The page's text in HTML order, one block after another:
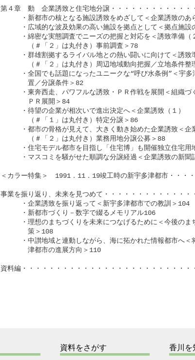
第４章　動　企業誘致と住宅地分譲・・・・・・・・・・・・
・新都市の核となる施設誘致をめざして＜企業誘致のあ
・広域的な波及効果の高い施設を拠点として＜拠点施設
・綿密な実態調査でニーズの把握と対応を＜誘致準備（
（＃「２」は丸付き）事前調査＞78
・群雄割拠するライバル地との熱い闘いに向けて＜誘致準
（＃「２」は丸付き）周辺地域動向把握／立地条件整
・全国でも話題になったユニークな“呼び水条例”＜宇多
置／分譲条件＞82
・東奔西走、パワフルな誘致・ＰＲ作戦を展開＜組織づ
ＰＲ展開＞84
・待望の企業が相次いで進出決定へ＜企業誘致（１）
（＃「１」は丸付き）特定分譲＞86
・都市の骨格が見えて、大きく動き始めた企業誘致＜企業
（＃「２」は丸付き）業務用地分譲公募＞88
・住宅モデル都市を目指し「住宅博」も開催独立住宅用
・マスコミを騒がせた順調な分譲経過＜企業誘致の新聞
＜カラー特集＞　1991．11．19竣工時の新宇多津都市・・・
事業を振り返り、未来を見つめて・・・・・・・・・・・・
・企業誘致を振り返って＜新宇多津都市での教訓＞104
・新都市づくり－数字で綴るメモリアル106
・理想のまちづくりを未来につなげるために＜今後のま
策＞108
・中讃地域と連動しながら、海に拓かれた情報都市へ＜
津都市の進展方向＞110
資料編・・・・・・・・・・・・・・・・・・・・・・・・
資料をさがす 香川を